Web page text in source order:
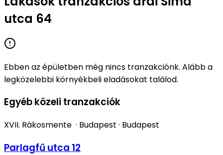
utca 64
Ebben az épületben még nincs tranzakciónk. Alább a
legközelebbi környékbeli eladásokat találod.
Egyéb közeli tranzakciók
XVII. Rákosmente · Budapest · Budapest
Parlagfű utca 12